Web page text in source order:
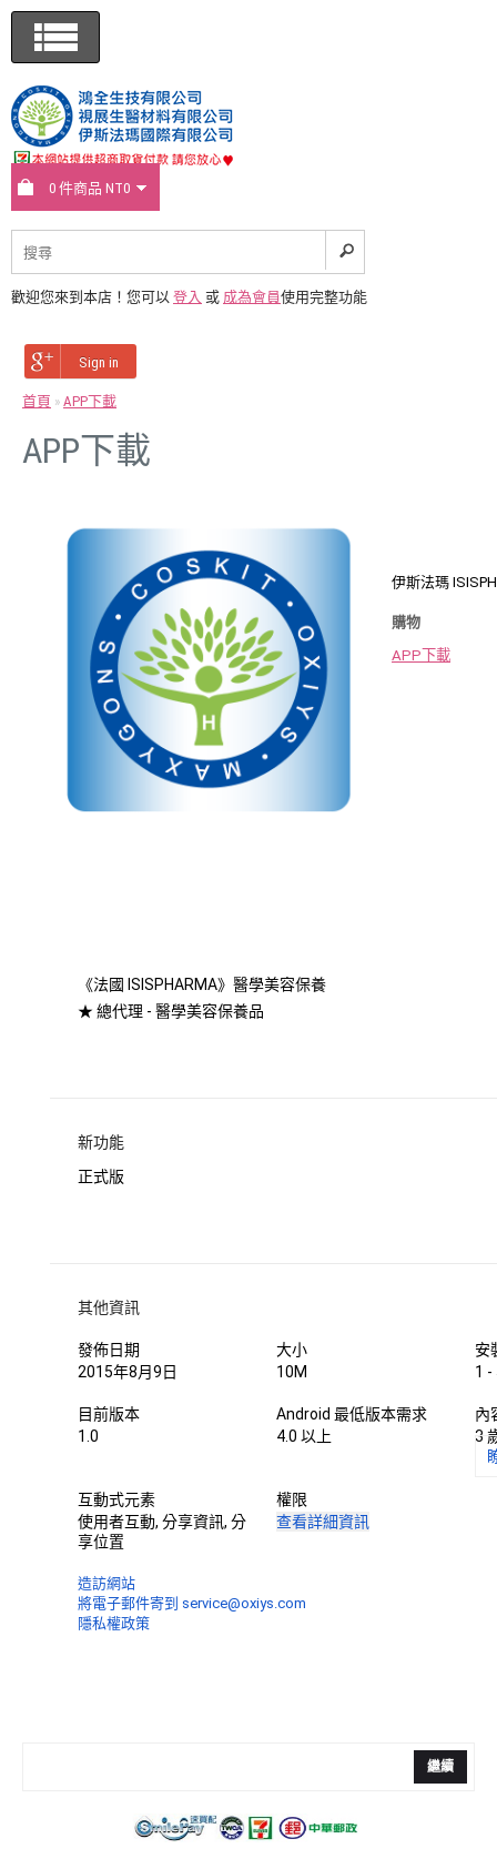
0 件商品 NT0
歡迎您來到本店！您可以 登入 或 成為會員使用完整功能
Sign in
首頁 » APP下載
APP下載
伊斯法瑪
購物
APP下載
《法國 ISISPHARMA》醫學美容保養
★ 總代理 - 醫學美容保養品
新功能
正式版
其他資訊
發佈日期
2015年8月9日
大小
10M
安
1 -
目前版本
1.0
Android 最低版本需求
4.0 以上
內
3
互動式元素
使用者互動, 分享資訊, 分
享位置
權限
查看詳細資訊
造訪網站
將電子郵件寄到 service@oxiys.com
隱私權政策
繼續